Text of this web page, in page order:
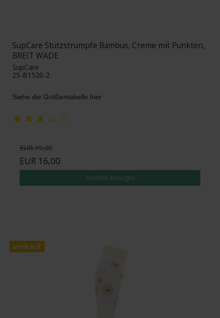
SupCare Stützstrümpfe Bambus, Creme mit Punkten,
BREIT WADE
SupCare
25-B1520-2
Siehe die Größentabelle hier
EUR 19,00
EUR 16,00
Produkt anzeigen
Verkauf